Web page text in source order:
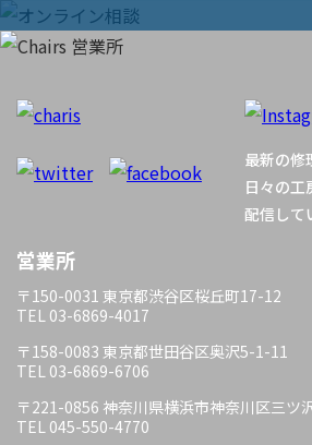
ビ
ー
シ
ョ
ン
最新の修
日々の工
配信して
営業所
〒150-0031 東京都渋谷区桜丘町17-12
TEL 03-6869-4017
〒158-0083 東京都世田谷区奥沢5-1-11
TEL 03-6869-6706
〒221-0856 神奈川県横浜市神奈川区三ツ
TEL 045-550-4770